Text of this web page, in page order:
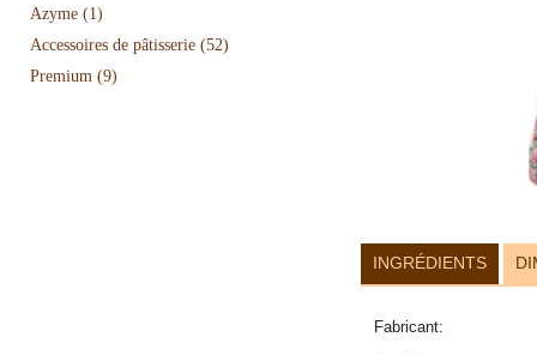
Azyme (1)
Accessoires de pâtisserie (52)
Premium (9)
INGRÉDIENTS
Fabricant: